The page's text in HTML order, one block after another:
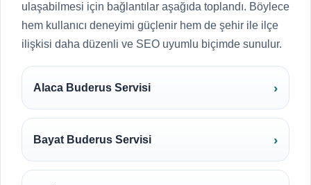
ulaşabilmesi için bağlantılar aşağıda toplandı. Böylece
hem kullanıcı deneyimi güçlenir hem de şehir ile ilçe
ilişkisi daha düzenli ve SEO uyumlu biçimde sunulur.
Alaca Buderus Servisi
Bayat Buderus Servisi